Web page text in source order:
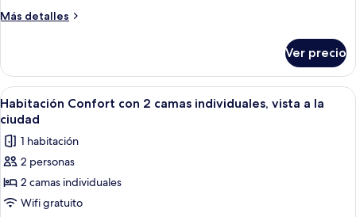
a
Más detalles
Más
doble
Confort,
vista
a
ciudad
Ver precio
Abrir
todas
las
fotos
de
Habitación
Confort
Habitación de hotel moderna con
1
Habitación Confort con 2 camas individuales, vista a la
ciudad
1 habitación
2 personas
2 camas individuales
Wifi gratuito